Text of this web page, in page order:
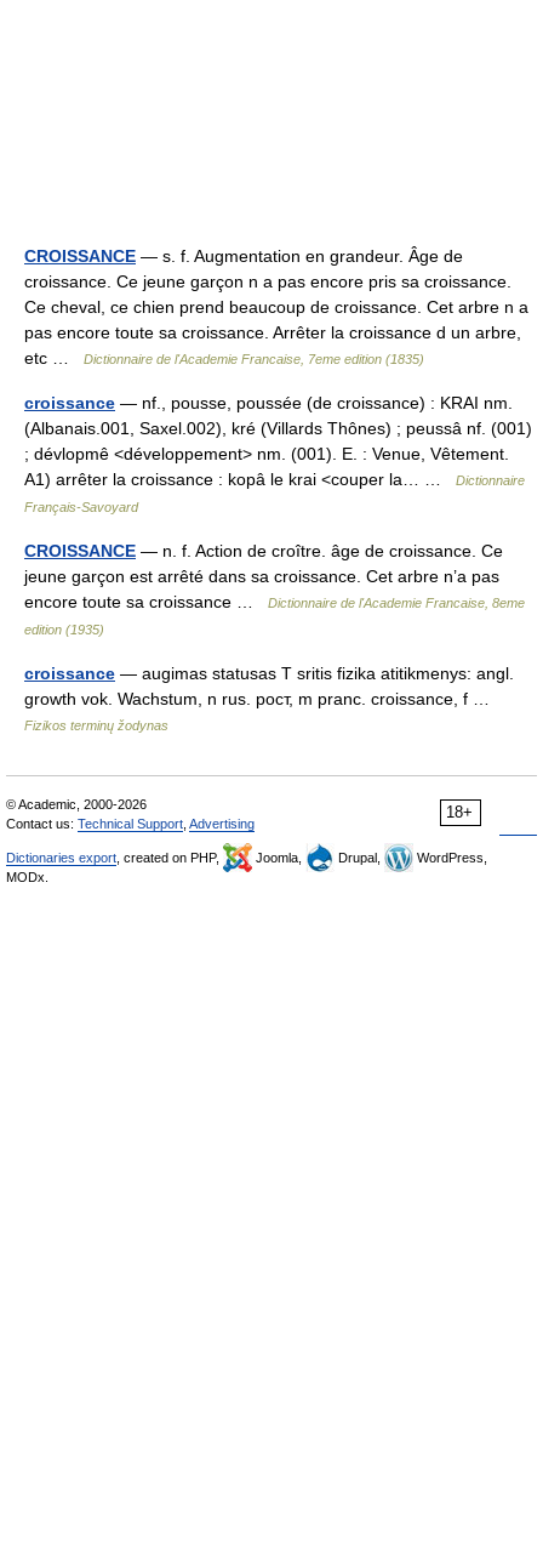
CROISSANCE — s. f. Augmentation en grandeur. Âge de
croissance. Ce jeune garçon n a pas encore pris sa croissance.
Ce cheval, ce chien prend beaucoup de croissance. Cet arbre n a
pas encore toute sa croissance. Arrêter la croissance d un arbre,
etc …
Dictionnaire de l'Academie Francaise, 7eme edition (1835)
croissance — nf., pousse, poussée (de croissance) : KRAI nm.
(Albanais.001, Saxel.002), kré (Villards Thônes) ; peussâ nf. (001)
; dévlopmê <développement> nm. (001). E. : Venue, Vêtement.
A1) arrêter la croissance : kopâ le krai <couper la… …
Dictionnaire
Français-Savoyard
CROISSANCE — n. f. Action de croître. âge de croissance. Ce
jeune garçon est arrêté dans sa croissance. Cet arbre n’a pas
encore toute sa croissance …
Dictionnaire de l'Academie Francaise, 8eme
edition (1935)
croissance — augimas statusas T sritis fizika atitikmenys: angl.
growth vok. Wachstum, n rus. рост, m pranc. croissance, f …
Fizikos terminų žodynas
18+
© Academic, 2000-2026
Contact us: Technical Support Advertising
Dictionaries export , created on PHP, Joomla, Drupal,
WordPress,
MODx.